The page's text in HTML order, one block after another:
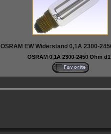
OSRAM EW Widerstand 0,1A 2300-
OSRAM 0,1A 2300-2450 Ohm